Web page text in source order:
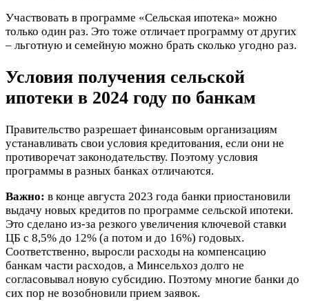
Участвовать в программе «Сельская ипотека» можно
только один раз. Это тоже отличает программу от других
– льготную и семейную можно брать сколько угодно раз.
Условия получения сельской
ипотеки в 2024 году по банкам
Правительство разрешает финансовым организациям
устанавливать свои условия кредитования, если они не
противоречат законодательству. Поэтому условия
программы в разных банках отличаются.
Важно: в конце августа 2023 года банки приостановили
выдачу новых кредитов по программе сельской ипотеки.
Это сделано из-за резкого увеличения ключевой ставки
ЦБ с 8,5% до 12% (а потом и до 16%) годовых.
Соответственно, выросли расходы на компенсацию
банкам части расходов, а Минсельхоз долго не
согласовывал новую субсидию. Поэтому многие банки до
сих пор не возобновили прием заявок.